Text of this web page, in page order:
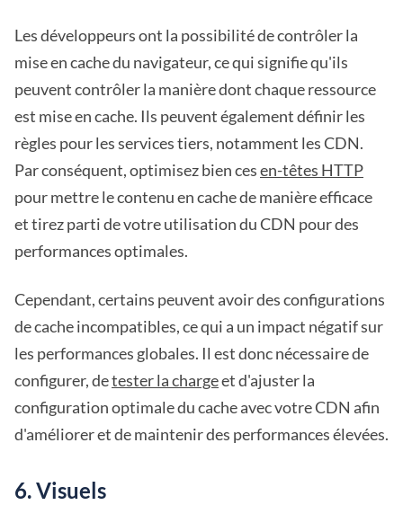
Les développeurs ont la possibilité de contrôler la
mise en cache du navigateur, ce qui signifie qu'ils
peuvent contrôler la manière dont chaque ressource
est mise en cache. Ils peuvent également définir les
règles pour les services tiers, notamment les CDN.
Par conséquent, optimisez bien cesen-têtes HTTP
pour mettre le contenu en cache de manière efficace
et tirez parti de votre utilisation du CDN pour des
performances optimales.
Cependant, certains peuvent avoir des configurations
de cache incompatibles, ce qui a un impact négatif sur
les performances globales. Il est donc nécessaire de
configurer, detester la chargeet d'ajuster la
configuration optimale du cache avec votre CDN afin
d'améliorer et de maintenir des performances élevées.
6. Visuels